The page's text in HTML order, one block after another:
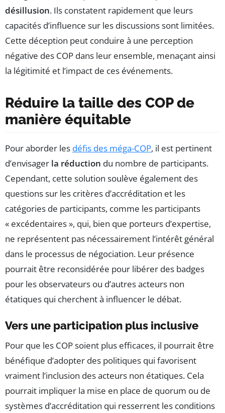
désillusion. Ils constatent rapidement que leurs
capacités d’influence sur les discussions sont limitées.
Cette déception peut conduire à une perception
négative des COP dans leur ensemble, menaçant ainsi
la légitimité et l’impact de ces événements.
Réduire la taille des COP de
manière équitable
Pour aborder les défis des méga-COP, il est pertinent
d’envisager la réduction du nombre de participants.
Cependant, cette solution soulève également des
questions sur les critères d’accréditation et les
catégories de participants, comme les participants
« excédentaires », qui, bien que porteurs d’expertise,
ne représentent pas nécessairement l’intérêt général
dans le processus de négociation. Leur présence
pourrait être reconsidérée pour libérer des badges
pour les observateurs ou d’autres acteurs non
étatiques qui cherchent à influencer le débat.
Vers une participation plus inclusive
Pour que les COP soient plus efficaces, il pourrait être
bénéfique d’adopter des politiques qui favorisent
vraiment l’inclusion des acteurs non étatiques. Cela
pourrait impliquer la mise en place de quorum ou de
systèmes d’accréditation qui resserrent les conditions